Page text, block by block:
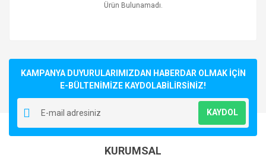
Ürün Bulunamadı.
KAMPANYA DUYURULARIMIZDAN HABERDAR OLMAK İÇİN
E-BÜLTENİMİZE KAYDOLABİLİRSİNİZ!
KAYDOL
KURUMSAL